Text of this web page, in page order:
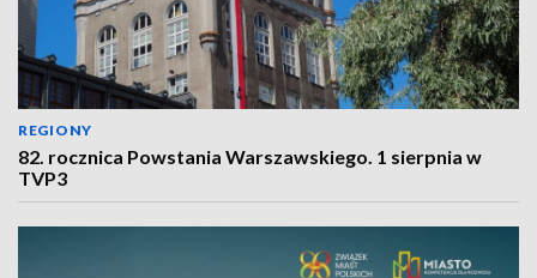
REGIONY
82. rocznica Powstania Warszawskiego. 1 sierpnia w
TVP3